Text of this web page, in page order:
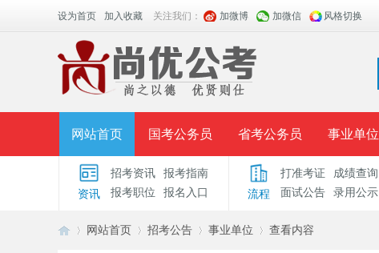
设为首页 加入收藏 关注我们： 加微博 加微信 风格切换
网站首页 国考公务员 省考公务员 事业单位
面授课程 招考公告 面试公告 报考指导
时政热点 视频课堂 名师团队 学员风采
资讯
招考资讯
报考指南
报考职位
报名入口 流程
打准考证
成绩查询
面试公告
录用公示
网站首页 招考公告 事业单位 查看内容